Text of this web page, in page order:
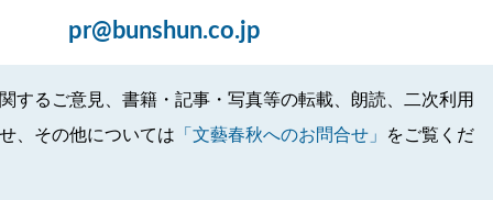
pr@bunshun.co.jp
するご意見、書籍・記事・写真等の転載、朗読、二次利用
、その他については 「文藝春秋へのお問合せ」
をご覧くだ